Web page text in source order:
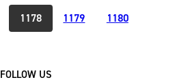
1178 1179 1180
FOLLOW US